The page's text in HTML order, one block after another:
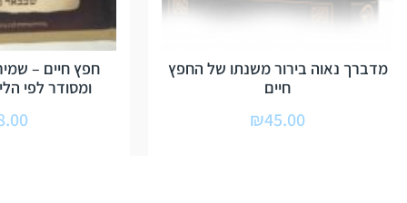
מדברך נאוה בירור משנתו של החפץ
חיים
₪45.00
חפץ חיים –
ומסודר לפי